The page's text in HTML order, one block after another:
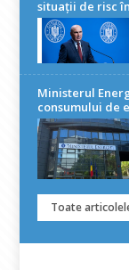
situații de risc
Ministerul
consumului de
Toate